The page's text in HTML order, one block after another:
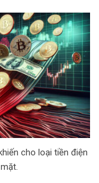
cho loại tiền điện